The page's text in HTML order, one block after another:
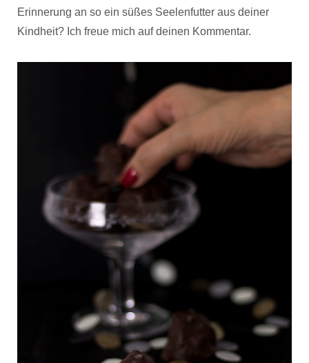
Erinnerung an so ein süßes Seelenfutter aus deiner
Kindheit? Ich freue mich auf deinen Kommentar.